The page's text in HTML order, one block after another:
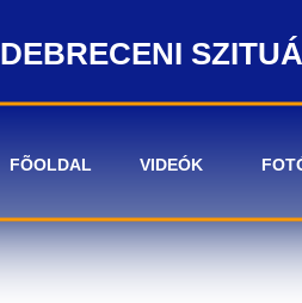
DEBRECENI
FÕOLDAL VIDEÓK